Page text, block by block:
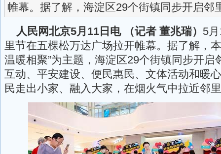
帷幕。据了解，海淀区29个街镇同步开启邻
人民网北京5月11日电 （记者 董兆瑞） 5
里节在五棵松万达广场拉开帷幕。据了解，
温暖相聚”为主题，海淀区29个街镇同步开启
互动、平安建设、便民惠民、文体活动和暖
民走出小家、融入大家，在烟火气中拉近邻